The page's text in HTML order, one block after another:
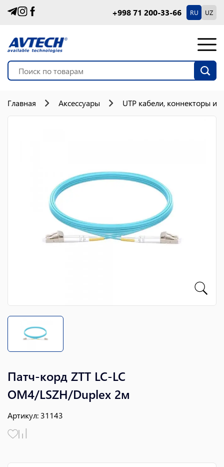
+998 71 200-33-66 RU UZ
Главная Аксессуары UTP кабели, коннекторы и
Патч-корд ZTT LC-LC
OM4/LSZH/Duplex 2м
Артикул: 31143